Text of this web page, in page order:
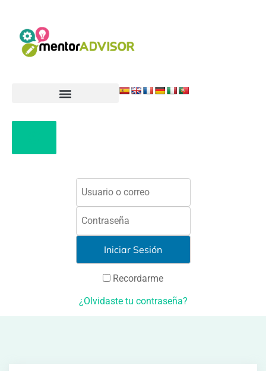
Recordarme
¿Olvidaste tu contraseña?